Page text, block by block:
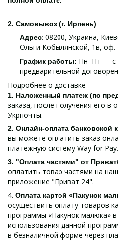
2. Самовывоз (г. Ирпень)
Адрес: 08200, Украина,
Ольги Кобылянской, 1в, оф.
График работы: Пн–Пт — с
предварительной
Подробнее о доставке
1. Наложенный платеж (по
заказа, после получения его
Укрпочты.
2. Онлайн-оплата банковской
вы можете оплатить заказ
платежную систему Way for Pay.
3. "Оплата частями" от
оплатить товар частями на
приложение "Приват 24".
4. Оплата картой «Пакунок
осуществить оплату товаров
программы «Пакунок малюка»
использования данной
в безналичной форме через